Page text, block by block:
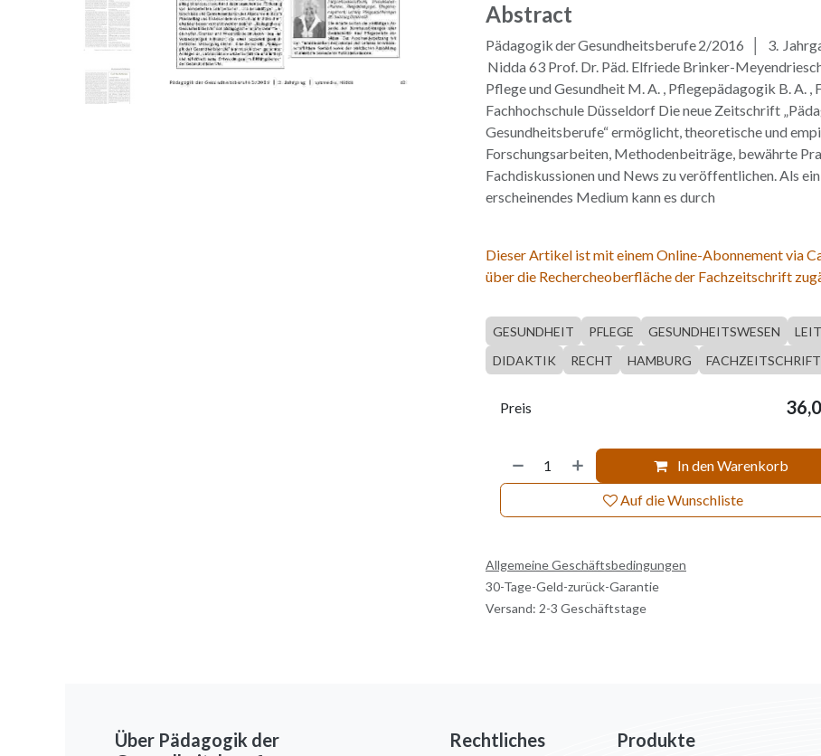
Abstract
Pädagogik der Gesundheitsberufe 2/2016 │ 3.
Nidda 63 Prof. Dr. Päd. Elfriede Brinker-
Pflege und Gesundheit M. A. , Pflegepädagogik B. A. ,
Fachhochschule Düsseldorf Die neue Zeitschrift
Gesundheitsberufe“ ermöglicht, theoretische und
Forschungsarbeiten, Methodenbeiträge, bewährte
Fachdiskussionen und News zu veröffentlichen. Als
erscheinendes Medium kann es durch
Dieser Artikel ist mit einem Online-Abonnement via
über die Rechercheoberfläche der Fachzeitschrift
GESUNDHEIT PFLEGE GESUNDHEITSWESEN
DIDAKTIK
RECHT HAMBURG FACHZEITSCHRIFT
In den Warenkorb
Auf die Wunschliste
Preis
Allgemeine Geschäftsbedingungen
30-Tage-Geld-zurück-Garantie
Versand: 2-3 Geschäftstage
Über Pädagogik der
Rechtliches Produkte